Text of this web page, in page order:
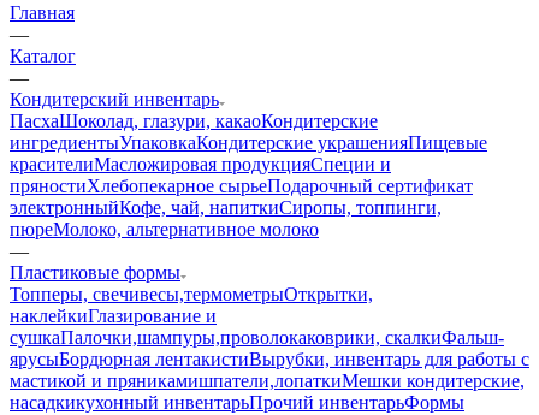
Главная
—
Каталог
—
Кондитерский инвентарь
ПасхаШоколад, глазури, какаоКондитерские
ингредиентыУпаковкаКондитерские украшенияПищевые
красителиМасложировая продукцияСпеции и
пряностиХлебопекарное сырьеПодарочный сертификат
электронныйКофе, чай, напиткиСиропы, топпинги,
пюреМолоко, альтернативное молоко
—
Пластиковые формы
Топперы, свечивесы,термометрыОткрытки,
наклейкиГлазирование и
сушкаПалочки,шампуры,проволокаковрики, скалкиФальш-
ярусыБордюрная лентакистиВырубки, инвентарь для работы с
мастикой и пряникамишпатели,лопаткиМешки кондитерские,
насадкикухонный инвентарьПрочий инвентарьФормы